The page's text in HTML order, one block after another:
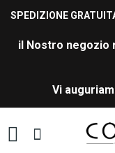
SPEDIZIONE
il Nostro negozio
Vi